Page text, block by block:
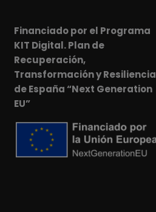
Financiado por el Programa
KIT Digital. Plan de
Recuperación,
Transformación y Resiliencia
de España “Next Generation
EU”